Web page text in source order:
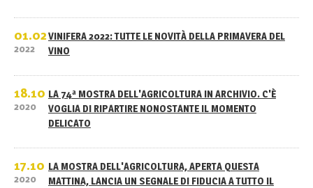
01.02
2022
VINIFERA 2022: TUTTE LE NOVITÀ DELLA PRIMAVERA DEL
VINO
18.10
2020
LA 74ª MOSTRA DELL'AGRICOLTURA IN ARCHIVIO. C'È
VOGLIA DI RIPARTIRE NONOSTANTE IL MOMENTO
DELICATO
17.10
2020
LA MOSTRA DELL'AGRICOLTURA, APERTA QUESTA
MATTINA, LANCIA UN SEGNALE DI FIDUCIA A TUTTO IL